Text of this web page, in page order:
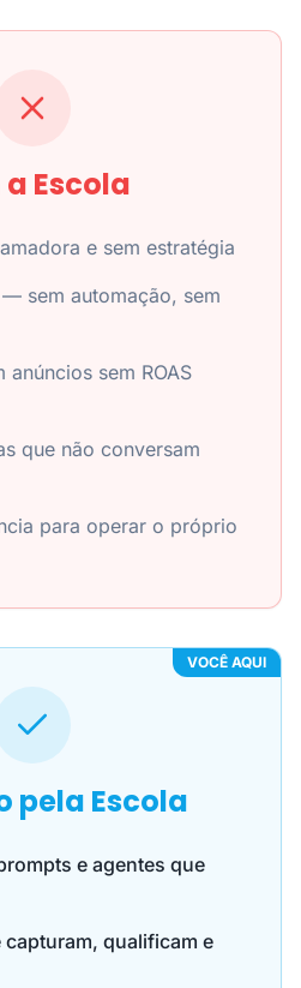
a Escola
e sem estratégia
sem automação, sem
anúncios sem ROAS
que não conversam
para operar o próprio
VOCÊ AQUI
pela Escola
e agentes que
qualificam e